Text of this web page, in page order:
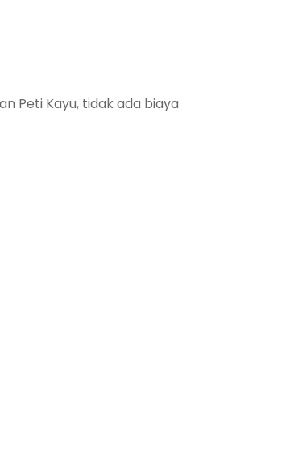
Peti Kayu, tidak ada biaya